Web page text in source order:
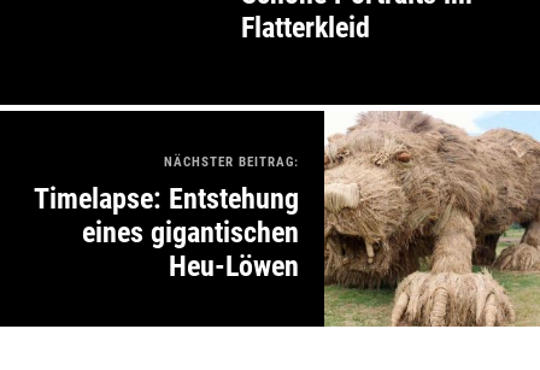
Flatterkleid
NÄCHSTER BEITRAG:
Timelapse: Entstehung
eines gigantischen
Heu-Löwen